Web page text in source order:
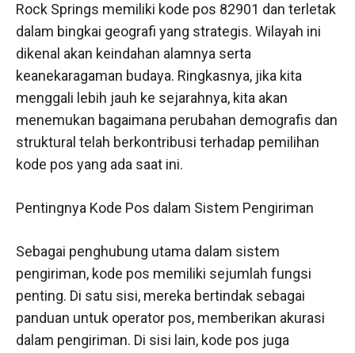
Rock Springs memiliki kode pos 82901 dan terletak
dalam bingkai geografi yang strategis. Wilayah ini
dikenal akan keindahan alamnya serta
keanekaragaman budaya. Ringkasnya, jika kita
menggali lebih jauh ke sejarahnya, kita akan
menemukan bagaimana perubahan demografis dan
struktural telah berkontribusi terhadap pemilihan
kode pos yang ada saat ini.
Pentingnya Kode Pos dalam Sistem Pengiriman
Sebagai penghubung utama dalam sistem
pengiriman, kode pos memiliki sejumlah fungsi
penting. Di satu sisi, mereka bertindak sebagai
panduan untuk operator pos, memberikan akurasi
dalam pengiriman. Di sisi lain, kode pos juga